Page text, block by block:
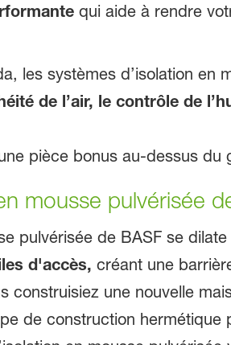
qui aide à rendre
les systèmes d’isolation en
de l’air, le contrôle de
mousse pulvérisée
pulvérisée de BASF se
d'accès, créant une
construisiez une nouvelle
de construction hermétique